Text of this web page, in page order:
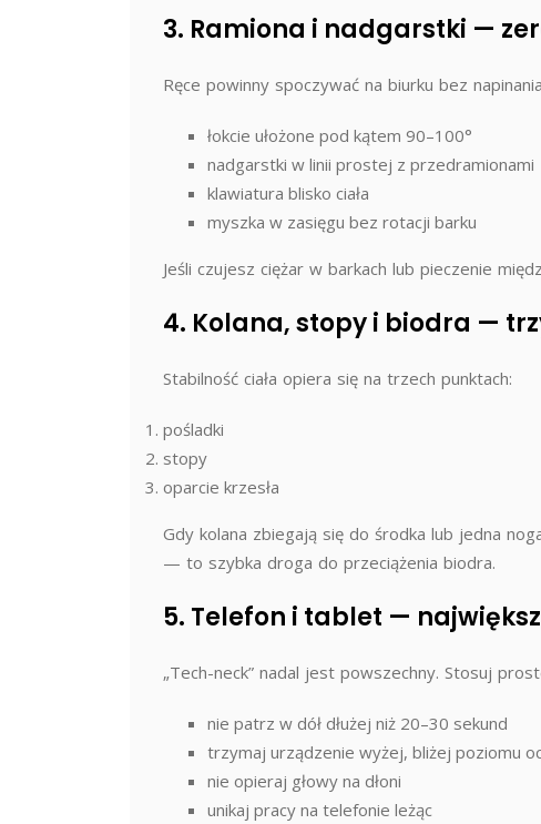
3. Ramiona i nadgarstki —
Ręce powinny spoczywać na biurku bez
łokcie ułożone pod kątem 90–100°
nadgarstki w linii prostej z przedramionami
klawiatura blisko ciała
myszka w zasięgu bez rotacji barku
Jeśli czujesz ciężar w barkach lub pieczenie
4. Kolana, stopy i biodra —
Stabilność ciała opiera się na trzech punktach:
pośladki
stopy
oparcie krzesła
Gdy kolana zbiegają się do środka lub jedna
— to szybka droga do przeciążenia biodra.
5. Telefon i tablet —
„Tech-neck” nadal jest powszechny. Stosuj
nie patrz w dół dłużej niż 20–30 sekund
trzymaj urządzenie wyżej, bliżej poziomu
nie opieraj głowy na dłoni
unikaj pracy na telefonie leżąc